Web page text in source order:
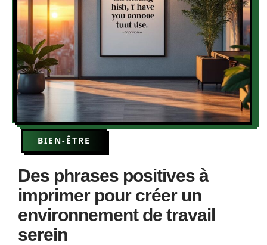
BIEN-ÊTRE
Des phrases positives à
imprimer pour créer un
environnement de travail
serein